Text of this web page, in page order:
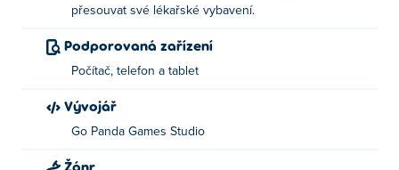
přesouvat své lékařské vybavení.
Podporovaná zařízení
Počítač, telefon a tablet
Vývojář
Go Panda Games Studio
Žánr